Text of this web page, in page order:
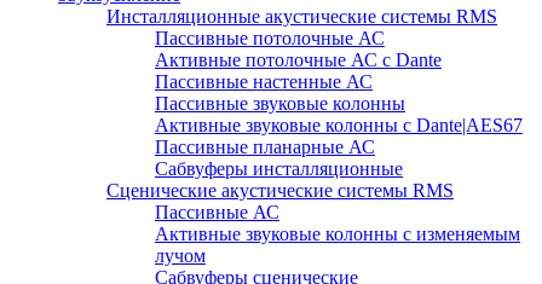
Инсталляционные акустические системы RMS
Пассивные потолочные АС
Активные потолочные АС с Dante
Пассивные настенные АС
Пассивные звуковые колонны
Активные звуковые колонны с Dante|AES67
Пассивные планарные АС
Сабвуферы инсталляционные
Сценические акустические системы RMS
Пассивные АС
Активные звуковые колонны с изменяемым
лучом
Сабвуферы сценические